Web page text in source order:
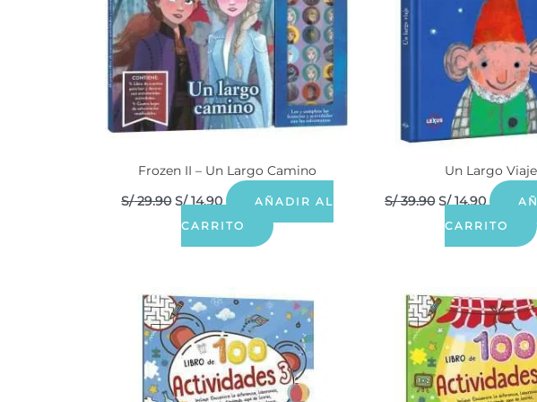
Frozen II – Un Largo Camino
S/29.90 S/14.90
AÑADIR AL
CARRITO
Un Largo Viaje
S/39.90 S/14.90
CARRITO